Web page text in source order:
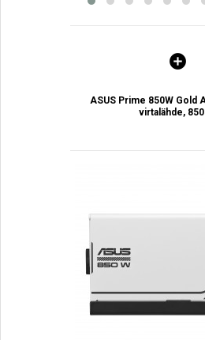
ASUS Prime 850W Gold
virtalähde, 850